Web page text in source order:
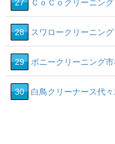
27 ＣｏＣｏクリーニング
28 スワロークリーニン
29 ポニークリーニング
30 白鳥クリーナース代